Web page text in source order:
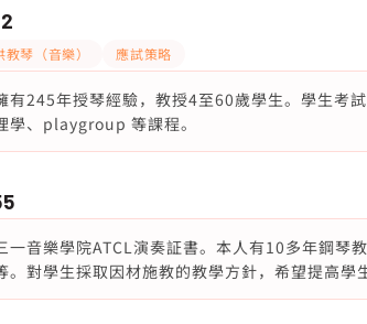
教琴（音樂） 應試策略
有245年授琴經驗，教授4至60歲學生。學生考
學、playgroup 等課程。
一音樂學院ATCL演奏証書。本人有10多年鋼琴
。對學生採取因材施教的教學方針，希望提高學